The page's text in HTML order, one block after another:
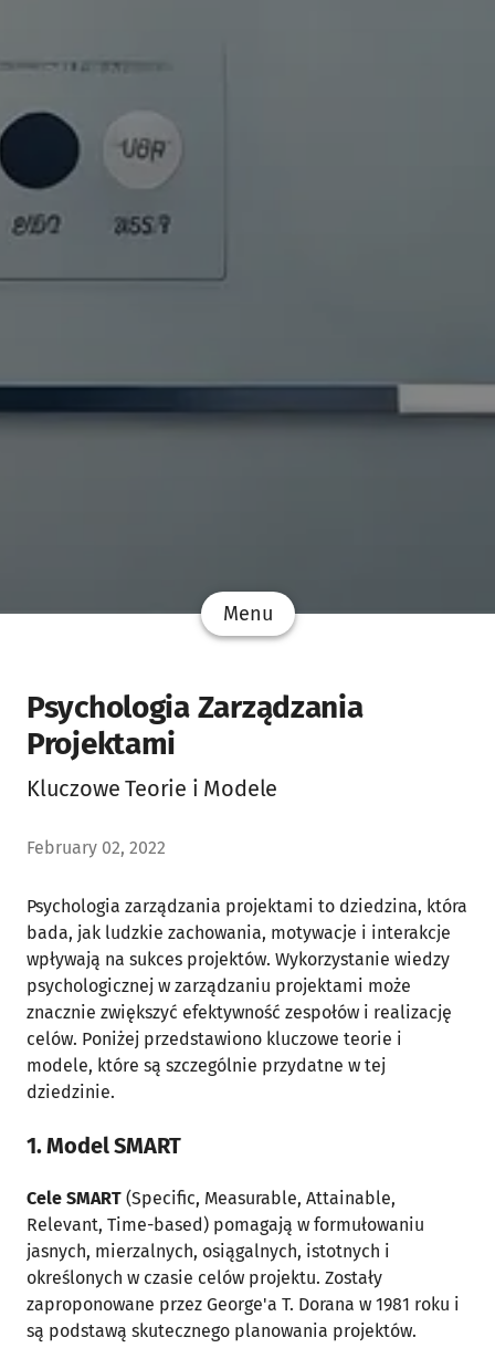
Menu
Psychologia Zarządzania
Projektami
Kluczowe Teorie i Modele
February 02, 2022
Psychologia zarządzania projektami to dziedzina, która
bada, jak ludzkie zachowania, motywacje i interakcje
wpływają na sukces projektów. Wykorzystanie wiedzy
psychologicznej w zarządzaniu projektami może
znacznie zwiększyć efektywność zespołów i realizację
celów. Poniżej przedstawiono kluczowe teorie i
modele, które są szczególnie przydatne w tej
dziedzinie.
1. Model SMART
Cele SMART (Specific, Measurable, Attainable,
Relevant, Time-based) pomagają w formułowaniu
jasnych, mierzalnych, osiągalnych, istotnych i
określonych w czasie celów projektu. Zostały
zaproponowane przez George'a T. Dorana w 1981 roku i
są podstawą skutecznego planowania projektów.